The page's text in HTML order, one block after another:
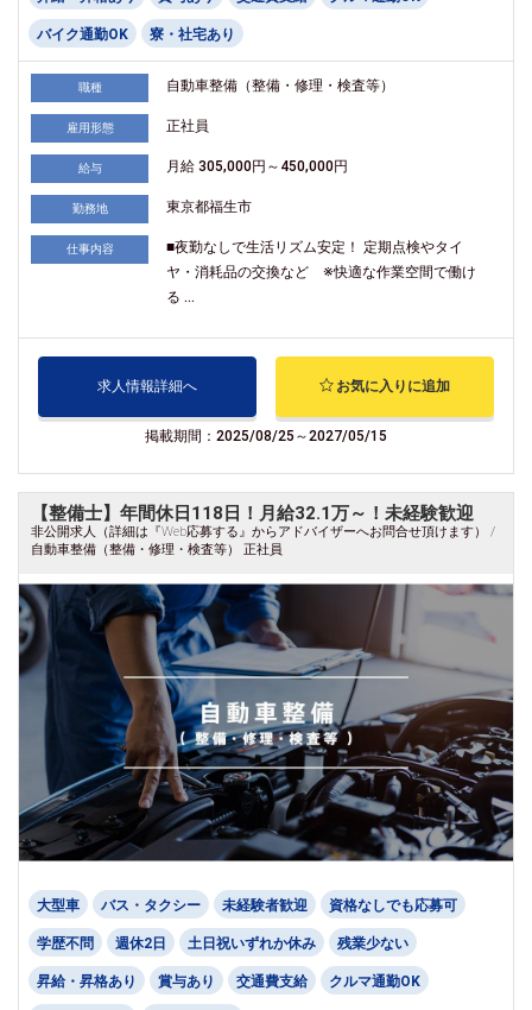
バイク通勤OK 寮・社宅あり
職種 自動車整備（整備・修理・検査等）
雇用形態 正社員
給与 月給 305,000円～450,000円
勤務地 東京都福生市
仕事内容
■夜勤なしで生活リズム安定！ 定期点検やタイ
ヤ・消耗品の交換など ※快適な作業空間で働け
る ...
求人情報詳細へ お気に入りに追加
掲載期間：2025/08/25～2027/05/15
【整備士】年間休日118日！月給32.1万～！未経験歓迎
非公開求人（詳細は『Web応募する』からアドバイザーへお問合せ頂けます） /
自動車整備（整備・修理・検査等） 正社員
大型車 バス・タクシー 未経験者歓迎 資格なしでも応募可
学歴不問 週休2日 土日祝いずれか休み 残業少ない
昇給・昇格あり 賞与あり 交通費支給 クルマ通勤OK